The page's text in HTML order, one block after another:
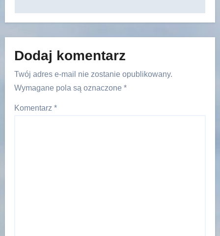
Dodaj komentarz
Twój adres e-mail nie zostanie opublikowany.
Wymagane pola są oznaczone *
Komentarz *